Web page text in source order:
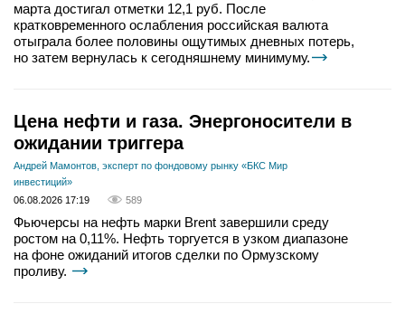
марта достигал отметки 12,1 руб. После
кратковременного ослабления российская валюта
отыграла более половины ощутимых дневных потерь,
но затем вернулась к сегодняшнему минимуму.
Цена нефти и газа. Энергоносители в
ожидании триггера
Андрей Мамонтов, эксперт по фондовому рынку «БКС Мир
инвестиций»
06.08.2026 17:19
589
Фьючерсы на нефть марки Brent завершили среду
ростом на 0,11%. Нефть торгуется в узком диапазоне
на фоне ожиданий итогов сделки по Ормузскому
проливу.